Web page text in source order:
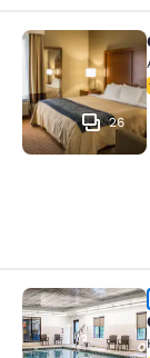
Quality
26
Comfort